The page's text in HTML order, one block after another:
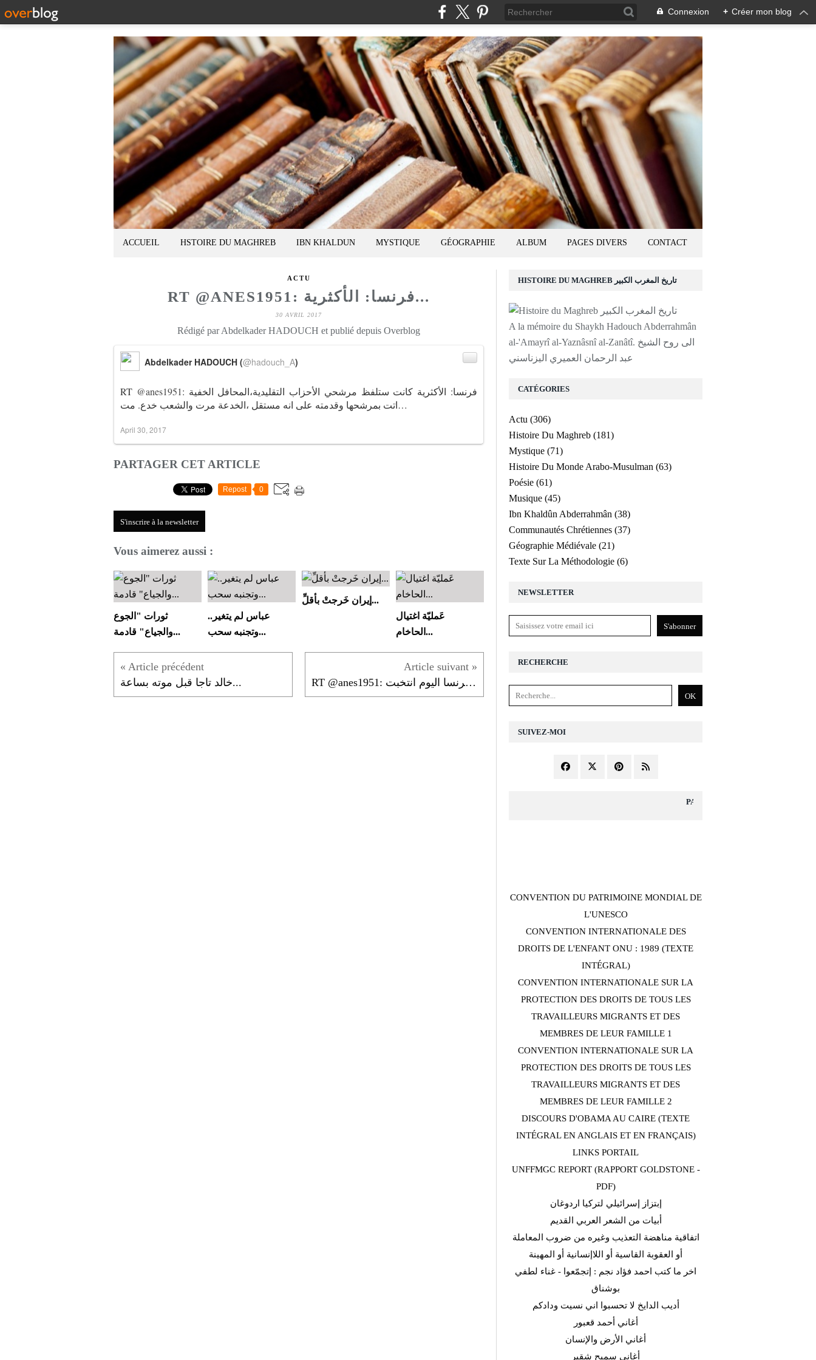
Connexion + Créer mon blog
ACCUEIL HSTOIRE DU MAGHREB IBN KHALDUN MYSTIQUE GÉOGRAPHIE ALBUM PAGES DIVERS CONTACT
ACTU
RT @ANES1951: فرنسا: الأكثرية...
30 AVRIL 2017
Rédigé par Abdelkader HADOUCH et publié depuis Overblog
RT @anes1951: فرنسا: الأكثرية كانت ستلفظ مرشحي الأحزاب التقليدية،المحافل الخفية
اتت بمرشحها وقدمته على انه مستقل ،الخدعة مرت والشعب خدع. مت…
Abdelkader HADOUCH (@hadouch_A)
April 30, 2017
PARTAGER CET ARTICLE
Repost 0
S'inscrire à la newsletter
Vous aimerez aussi :
ثورات "الجوع
والجياع" قادمة...
عباس لم يتغير..
وتجنبه سحب...
إيران خَرجتْ بأقلِّ...
عَمليّة اغتيال
الحاخام...
خالد تاجا قبل موته بساعة... RT @anes1951: فرنسا اليوم انتخبت...
NEWSLETTER
SUIVEZ-MOI
RECHERCHE
HISTOIRE DU MAGHREB تاريخ المغرب الكبير
A la mémoire du Shaykh Hadouch Abderrahmân
al-'Amayrî al-Yaznâsnî al-Zanâtî. الى روح الشيخ
عبد الرحمان العميري اليزناسني
CATÉGORIES
Actu (306)
Histoire Du Maghreb (181)
Mystique (71)
Histoire Du Monde Arabo-Musulman (63)
Poésie (61)
Musique (45)
Ibn Khaldûn Abderrahmân (38)
Communautés Chrétiennes (37)
Géographie Médiévale (21)
Texte Sur La Méthodologie (6)
PAGES DIVERS
CONVENTION DU PATRIMOINE MONDIAL DE
L'UNESCO
CONVENTION INTERNATIONALE DES
DROITS DE L'ENFANT ONU : 1989 (TEXTE
INTÉGRAL)
CONVENTION INTERNATIONALE SUR LA
PROTECTION DES DROITS DE TOUS LES
TRAVAILLEURS MIGRANTS ET DES
MEMBRES DE LEUR FAMILLE 1
CONVENTION INTERNATIONALE SUR LA
PROTECTION DES DROITS DE TOUS LES
TRAVAILLEURS MIGRANTS ET DES
MEMBRES DE LEUR FAMILLE 2
DISCOURS D'OBAMA AU CAIRE (TEXTE
INTÉGRAL EN ANGLAIS ET EN FRANÇAIS)
LINKS PORTAIL
UNFFMGC REPORT (RAPPORT GOLDSTONE -
PDF)
إبتزاز إسرائيلي لتركيا اردوغان
أبيات من الشعر العربي القديم
اتفاقية مناهضة التعذيب وغيره من ضروب المعاملة
أو العقوبة القاسية أو اللاإنسانية أو المهينة
اخر ما كتب احمد فؤاد نجم : إتجمّعوا - غناء لطفي
بوشناق
أديب الدايخ لا تحسبوا اني نسيت ودادكم
أغاني أحمد قعبور
أغاني الأرض والإنسان
أغاني سميح شقير